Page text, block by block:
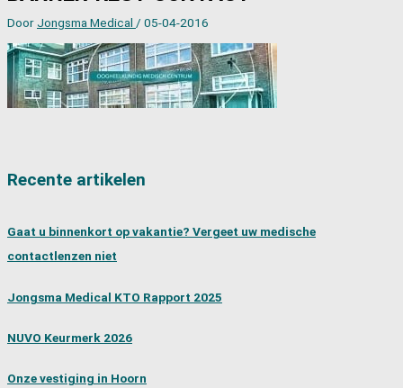
Door Jongsma Medical / 05-04-2016
Recente artikelen
Gaat u binnenkort op vakantie? Vergeet uw medische
contactlenzen niet
Jongsma Medical KTO Rapport 2025
NUVO Keurmerk 2026
Onze vestiging in Hoorn